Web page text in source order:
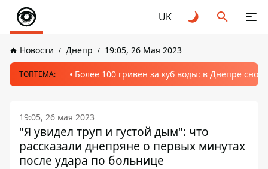
UK
Новости Днепр 19:05, 26 Мая 2023
ТОПТЕМА: Более 100 гривен за куб воды: в Днепре
19:05, 26 мая 2023
"Я увидел труп и густой дым": что
рассказали днепряне о первых минутах
после удара по больнице